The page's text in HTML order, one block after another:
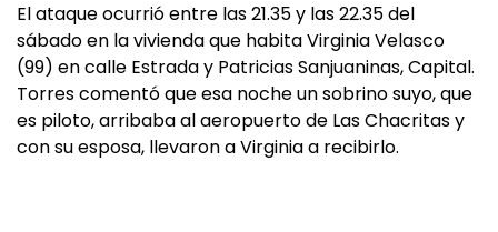
El ataque ocurrió entre las 21.35 y las 22.35 del
sábado en la vivienda que habita Virginia Velasco
(99) en calle Estrada y Patricias Sanjuaninas, Capital.
Torres comentó que esa noche un sobrino suyo, que
es piloto, arribaba al aeropuerto de Las Chacritas y
con su esposa, llevaron a Virginia a recibirlo.